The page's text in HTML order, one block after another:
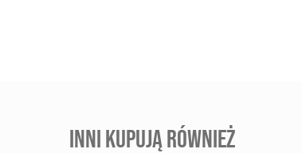
INNI KUPUJĄ RÓWNIEŻ